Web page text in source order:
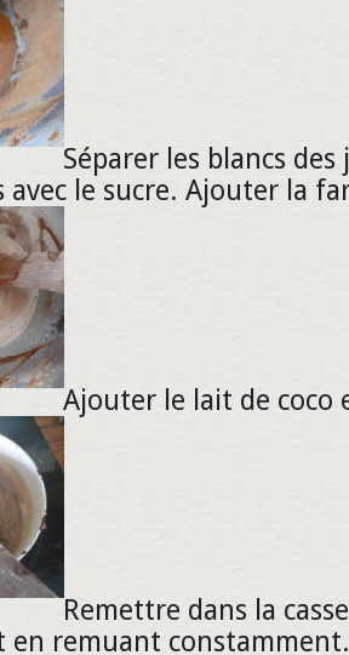
Séparer les blancs
avec le sucre. Ajouter la
Ajouter le lait de coco
Remettre dans la
en remuant